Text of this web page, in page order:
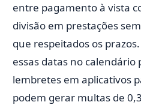
entre pagamento à vista
divisão em prestações
que respeitados os
essas datas no
lembretes em aplicativos
podem gerar multas de